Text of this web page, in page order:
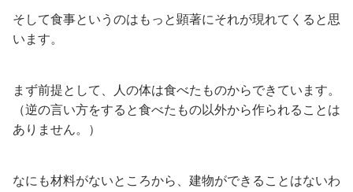
そして食事というのはもっと顕著にそれが現れてくると思
います。
まず前提として、人の体は食べたものからできています。
（逆の言い方をすると食べたもの以外から作られることは
ありません。）
なにも材料がないところから、建物ができることはないわ